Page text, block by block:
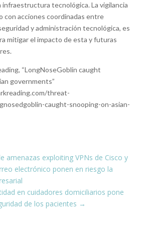
infraestructura tecnológica. La vigilancia
con acciones coordinadas entre
y administración tecnológica, es
mitigar el impacto de esta y futuras
“LongNoseGoblin caught
governments”
threat-
caught-snooping-on-asian-
amenazas exploiting VPNs de Cisco y
electrónico ponen en riesgo la
en cuidadores domiciliarios pone
de los pacientes →